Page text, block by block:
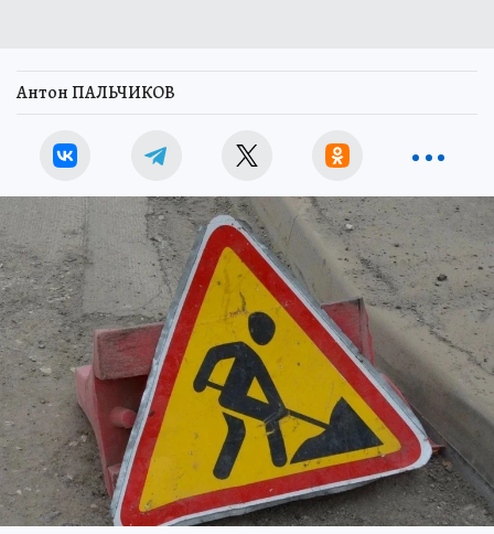
Антон ПАЛЬЧИКОВ